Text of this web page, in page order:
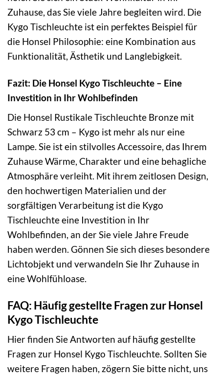
Zuhause, das Sie viele Jahre begleiten wird. Die
Kygo Tischleuchte ist ein perfektes Beispiel für
die Honsel Philosophie: eine Kombination aus
Funktionalität, Ästhetik und Langlebigkeit.
Fazit: Die Honsel Kygo Tischleuchte – Eine
Investition in Ihr Wohlbefinden
Die Honsel Rustikale Tischleuchte Bronze mit
Schwarz 53 cm – Kygo ist mehr als nur eine
Lampe. Sie ist ein stilvolles Accessoire, das Ihrem
Zuhause Wärme, Charakter und eine behagliche
Atmosphäre verleiht. Mit ihrem zeitlosen Design,
den hochwertigen Materialien und der
sorgfältigen Verarbeitung ist die Kygo
Tischleuchte eine Investition in Ihr
Wohlbefinden, an der Sie viele Jahre Freude
haben werden. Gönnen Sie sich dieses besondere
Lichtobjekt und verwandeln Sie Ihr Zuhause in
eine Wohlfühloase.
FAQ: Häufig gestellte Fragen zur Honsel
Kygo Tischleuchte
Hier finden Sie Antworten auf häufig gestellte
Fragen zur Honsel Kygo Tischleuchte. Sollten Sie
weitere Fragen haben, zögern Sie bitte nicht, uns